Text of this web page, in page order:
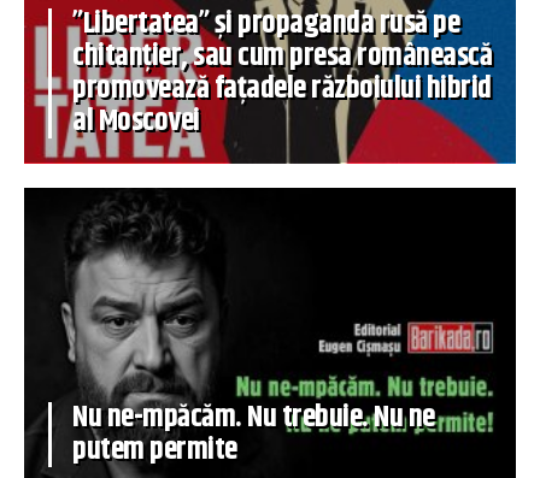
”Libertatea” și propaganda rusă pe
chitanțier, sau cum presa românească
promovează fațadele războiului hibrid
al Moscovei
Nu ne-mpăcăm. Nu trebuie. Nu ne
putem permite